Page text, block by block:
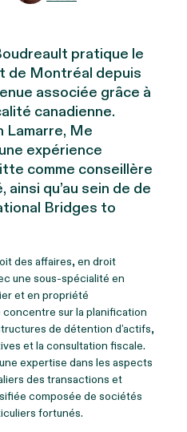
pratique le
de Montréal depuis
associée grâce à
canadienne.
Lamarre, Me
expérience
comme conseillère
qu’au sein de de
Bridges to
des affaires, en droit
une sous-spécialité en
et en propriété
sur la planification
de détention d’actifs,
et la consultation fiscale.
expertise dans les aspects
des transactions et
composée de sociétés
fortunés.